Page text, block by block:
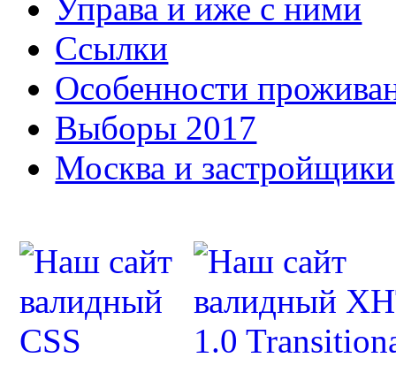
Управа и иже с ними
Ссылки
Особенности
Выборы 2017
Москва и застройщики